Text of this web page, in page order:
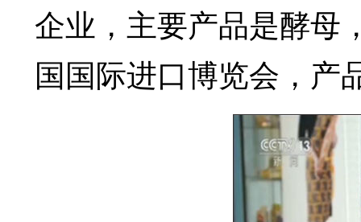
企业，主要产品是酵母
国国际进口博览会，产